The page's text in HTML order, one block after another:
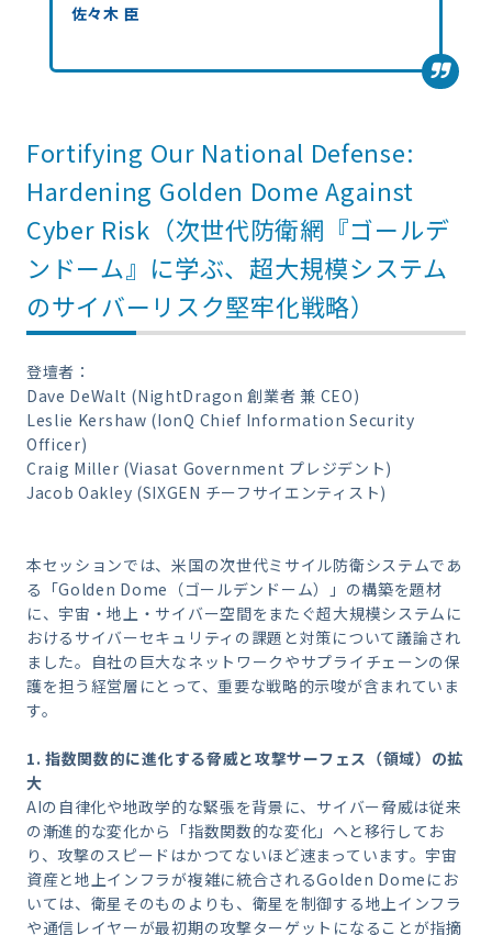
佐々木 臣
Fortifying Our National Defense:
Hardening Golden Dome Against
Cyber Risk（次世代防衛網『ゴールデ
ンドーム』に学ぶ、超大規模システム
のサイバーリスク堅牢化戦略）
登壇者：
Dave DeWalt (NightDragon 創業者 兼 CEO)
Leslie Kershaw (IonQ Chief Information Security
Officer)
Craig Miller (Viasat Government プレジデント)
Jacob Oakley (SIXGEN チーフサイエンティスト)
本セッションでは、米国の次世代ミサイル防衛システムであ
る「Golden Dome（ゴールデンドーム）」の構築を題材
に、宇宙・地上・サイバー空間をまたぐ超大規模システムに
おけるサイバーセキュリティの課題と対策について議論され
ました。自社の巨大なネットワークやサプライチェーンの保
護を担う経営層にとって、重要な戦略的示唆が含まれていま
す。
1. 指数関数的に進化する脅威と攻撃サーフェス（領域）の拡
大
AIの自律化や地政学的な緊張を背景に、サイバー脅威は従来
の漸進的な変化から「指数関数的な変化」へと移行してお
り、攻撃のスピードはかつてないほど速まっています。宇宙
資産と地上インフラが複雑に統合されるGolden Domeにお
いては、衛星そのものよりも、衛星を制御する地上インフラ
や通信レイヤーが最初期の攻撃ターゲットになることが指摘